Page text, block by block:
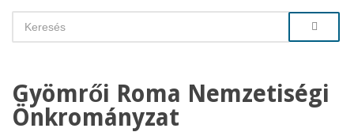
Gyömrői Roma Nemzetiségi
Önkrományzat